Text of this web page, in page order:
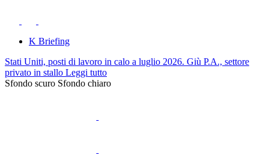
K Briefing
Stati Uniti, posti di lavoro in calo a luglio 2026. Giù P.A., settore
privato in stallo Leggi tutto
Sfondo scuro Sfondo chiaro